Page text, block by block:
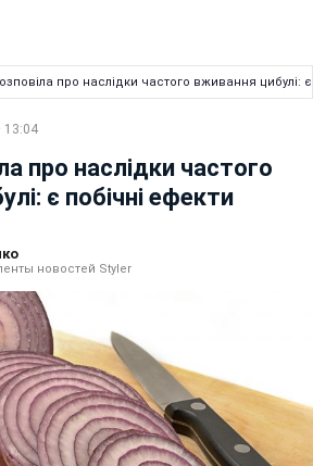
про наслідки частого вживання цибулі:
13:04
про наслідки частого
є побічні ефекти
новостей Styler